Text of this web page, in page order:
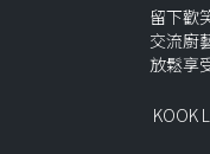
留下歡
交流廚
放鬆享
KOOK